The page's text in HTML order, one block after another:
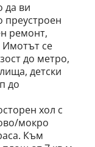
да ви
преустроен
ремонт,
се
до метро,
детски
до
хол с
мокро
Към